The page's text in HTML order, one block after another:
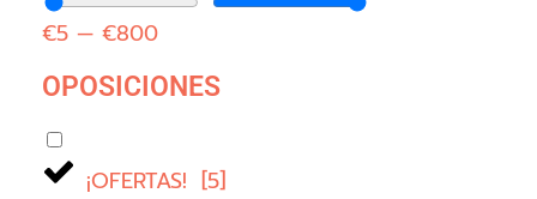
€5 — €800
OPOSICIONES
¡OFERTAS! [5]